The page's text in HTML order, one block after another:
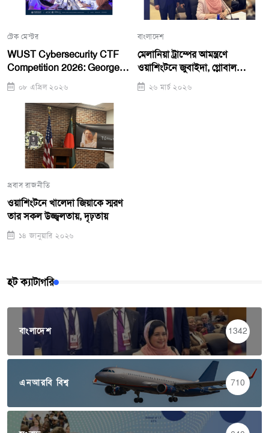
টেক মেন্টর
WUST Cybersecurity CTF
Competition 2026: George
Mason Team Takes First
Place, WUST Girls Team
Runners-Up
০৮ এপ্রিল ২০২৬
বাংলাদেশ
মেলানিয়া ট্রাম্পের আমন্ত্রণে
ওয়াশিংটনে জুবাইদা, গ্লোবাল
সামিটে ভাষণ
২৬ মার্চ ২০২৬
প্রবাস রাজনীতি
ওয়াশিংটনে খালেদা জিয়াকে স্মরণ
তার সকল উজ্জ্বলতায়, দৃঢ়তায়
১৪ জানুয়ারি ২০২৬
হট ক্যাটাগরি
বাংলাদেশ 1342
এনআরবি বিশ্ব 710